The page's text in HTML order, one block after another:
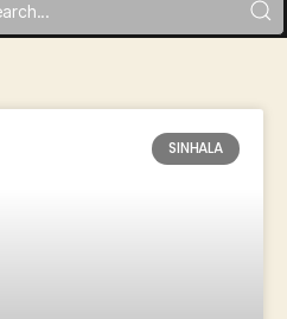
SINHALA